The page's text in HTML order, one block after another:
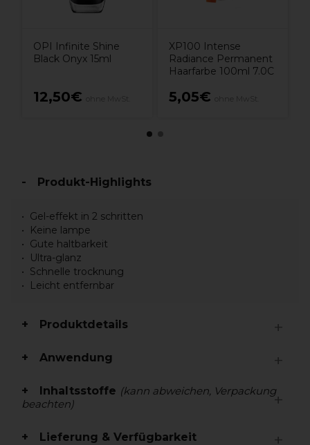
OPI Infinite Shine
Black Onyx 15ml
12,50€
XP100 Intense
Radiance Permanent
Haarfarbe 100ml 7.0C
5,05€
Produkt-Highlights
Gel-effekt in 2 schritten
Keine lampe
Gute haltbarkeit
Ultra-glanz
Schnelle trocknung
Leicht entfernbar
Produktdetails
Anwendung
Inhaltsstoffe (kann abweichen, Verpackung
beachten)
Lieferung & Verfügbarkeit